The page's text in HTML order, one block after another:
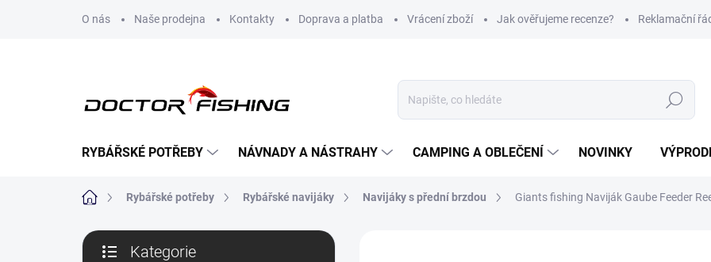
O nás Naše prodejna Kontakty Doprava a platba Vrácení zboží Jak ověřujeme recenze? Reklamační
Hledat
RYBÁŘSKÉ POTŘEBY NÁVNADY A NÁSTRAHY CAMPING A OBLEČENÍ NOVINKY
Domů Rybářské potřeby Rybářské navijáky Navijáky s přední brzdou Giants fishing Naviják Gaube Feeder
P
Kategorie